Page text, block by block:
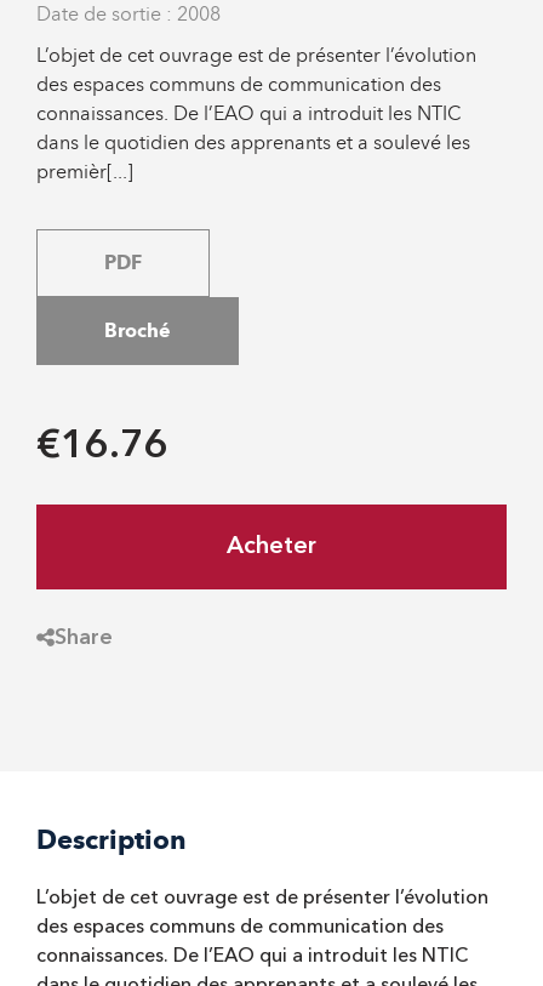
Date de sortie : 2008
L’objet de cet ouvrage est de présenter l’évolution
des espaces communs de communication des
connaissances. De l’EAO qui a introduit les NTIC
dans le quotidien des apprenants et a soulevé les
premièr[...]
PDF
Broché
€16.76
Acheter
Share
Description
L’objet de cet ouvrage est de présenter l’évolution
des espaces communs de communication des
connaissances. De l’EAO qui a introduit les NTIC